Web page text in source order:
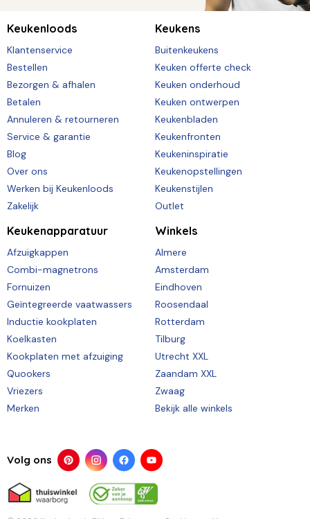
Keukenloods
Klantenservice
Bestellen
Bezorgen & afhalen
Betalen
Annuleren & retourneren
Service & garantie
Blog
Over ons
Werken bij Keukenloods
Zakelijk
Keukens
Buitenkeukens
Keuken offerte check
Keuken onderhoud
Keuken ontwerpen
Keukenbladen
Keukenfronten
Keukeninspiratie
Keukenopstellingen
Keukenstijlen
Outlet
Keukenapparatuur
Afzuigkappen
Combi-magnetrons
Fornuizen
Geïntegreerde vaatwassers
Inductie kookplaten
Koelkasten
Kookplaten met afzuiging
Quookers
Vriezers
Merken
Winkels
Almere
Amsterdam
Eindhoven
Roosendaal
Rotterdam
Tilburg
Utrecht XXL
Zaandam XXL
Zwaag
Bekijk alle winkels
Volg ons